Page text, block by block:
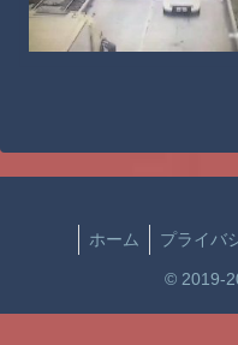
ホーム プライバ
© 2019-